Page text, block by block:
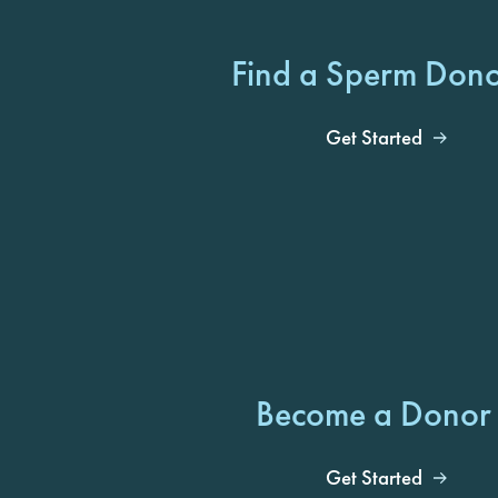
Find a Sperm
Get Started
Become a Donor
Get Started